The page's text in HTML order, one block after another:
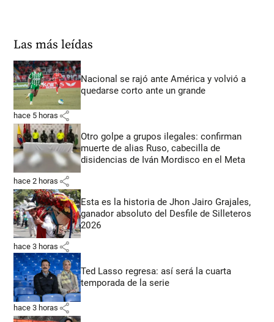
Las más leídas
Nacional se rajó ante América y volvió a
quedarse corto ante un grande
hace 5 horas share
Otro golpe a grupos ilegales: confirman
muerte de alias Ruso, cabecilla de
disidencias de Iván Mordisco en el Meta
hace 2 horas share
Esta es la historia de Jhon Jairo Grajales,
ganador absoluto del Desfile de Silleteros
2026
hace 3 horas share
Ted Lasso regresa: así será la cuarta
temporada de la serie
hace 3 horas share